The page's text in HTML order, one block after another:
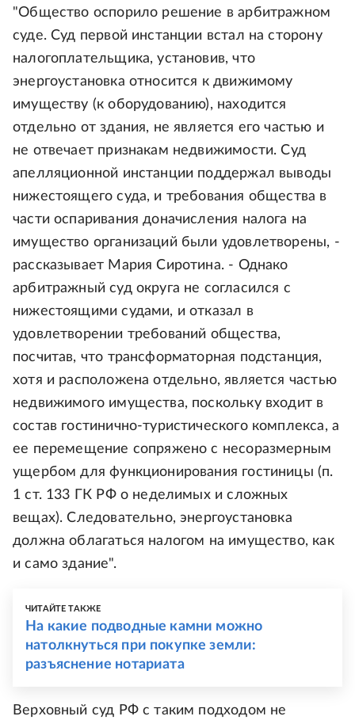
"Общество оспорило решение в арбитражном
суде. Суд первой инстанции встал на сторону
налогоплательщика, установив, что
энергоустановка относится к движимому
имуществу (к оборудованию), находится
отдельно от здания, не является его частью и
не отвечает признакам недвижимости. Суд
апелляционной инстанции поддержал выводы
нижестоящего суда, и требования общества в
части оспаривания доначисления налога на
имущество организаций были удовлетворены, -
рассказывает Мария Сиротина. - Однако
арбитражный суд округа не согласился с
нижестоящими судами, и отказал в
удовлетворении требований общества,
посчитав, что трансформаторная подстанция,
хотя и расположена отдельно, является частью
недвижимого имущества, поскольку входит в
состав гостинично‑туристического комплекса, а
ее перемещение сопряжено с несоразмерным
ущербом для функционирования гостиницы (п.
1 ст. 133 ГК РФ о неделимых и сложных
вещах). Следовательно, энергоустановка
должна облагаться налогом на имущество, как
и само здание".
ЧИТАЙТЕ ТАКЖЕ
На какие подводные камни можно
натолкнуться при покупке земли:
разъяснение нотариата
Верховный суд РФ с таким подходом не